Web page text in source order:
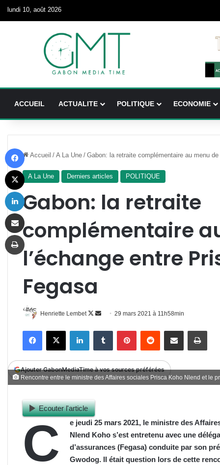
lundi 10, août 2026
ACCUEIL ACTUALITE POLITIQUE ECONOMIE
Accueil / A La Une / Gabon: la retraite complémentaire au menu
A La Une Derniers articles POLITIQUE
Gabon: la retraite
complémentaire
l’échange entre
Fegasa
Henriette Lembet
Follow
Envoyer
courriel
29 mars 2021 à 11h58min
FacebookX LinkedinTumblr PinterestReddit Partager par email
Ajouter GabonMediaTime à vos sources préférées
Rencontre entre le ministre des Affaires sociales Prisca Koho Nlend et le
Ecouter l'article
C
e jeudi 25 mars 2021, le ministre des
Nlend Koho s’est entretenu avec une
d’assurances (Fegasa) conduite par son
Gwodog. Il était question lors de cette
X
Imprimer